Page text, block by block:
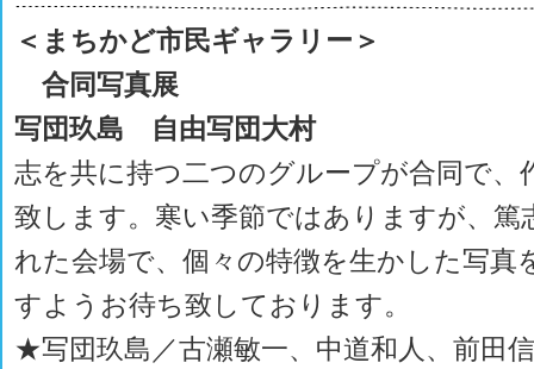
＜まちかど市民ギャラリー＞
合同写真展
写団玖島 自由写団大村
志を共に持つ二つのグループが合同で、
致します。寒い季節ではありますが、篤
れた会場で、個々の特徴を生かした写真
すようお待ち致しております。
★写団玖島／古瀬敏一、中道和人、前田